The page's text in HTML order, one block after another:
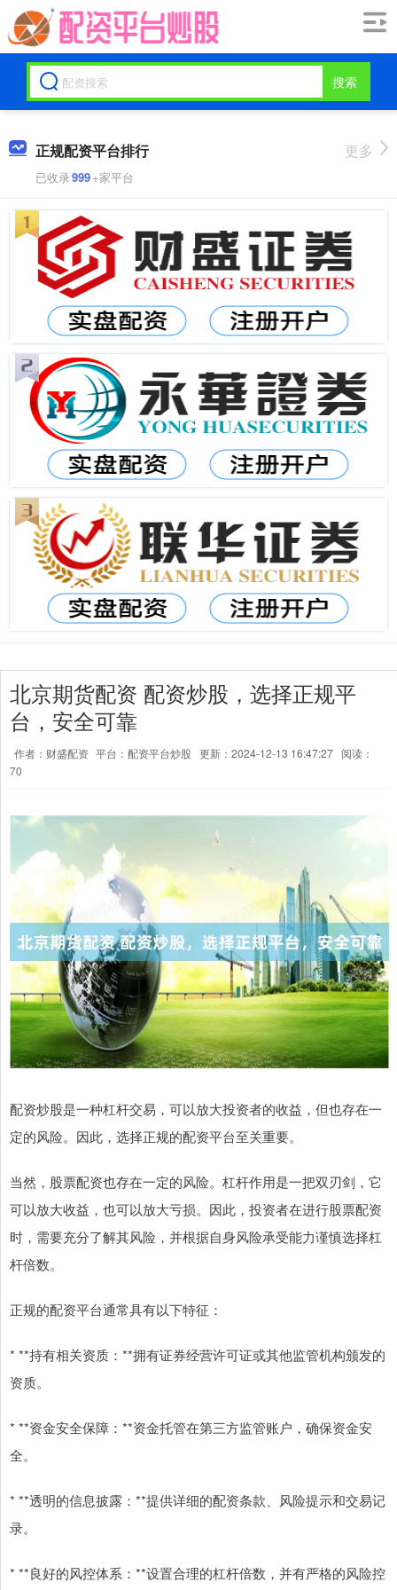
搜索
正规配资平台排行
已收录999+家平台
更多
北京期货配资 配资炒股，选择正规平
台，安全可靠
作者：财盛配资 平台：配资平台炒股 更新：2024-12-13 16:47:27 阅读：
70
配资炒股是一种杠杆交易，可以放大投资者的收益，但也存在一
定的风险。因此，选择正规的配资平台至关重要。
当然，股票配资也存在一定的风险。杠杆作用是一把双刃剑，它
可以放大收益，也可以放大亏损。因此，投资者在进行股票配资
时，需要充分了解其风险，并根据自身风险承受能力谨慎选择杠
杆倍数。
正规的配资平台通常具有以下特征：
* **持有相关资质：**拥有证券经营许可证或其他监管机构颁发的
资质。
* **资金安全保障：**资金托管在第三方监管账户，确保资金安
全。
* **透明的信息披露：**提供详细的配资条款、风险提示和交易记
录。
* **良好的风控体系：**设置合理的杠杆倍数，并有严格的风险控